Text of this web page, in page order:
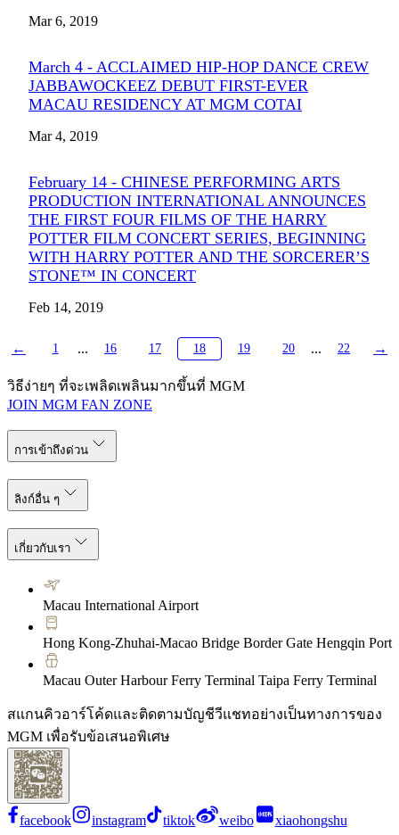
Mar 6, 2019
March 4 - ACCLAIMED HIP-HOP DANCE CREW
JABBAWOCKEEZ DEBUT FIRST-EVER
MACAU RESIDENCY AT MGM COTAI
Mar 4, 2019
February 14 - CHINESE PERFORMING ARTS
PRODUCTION INTERNATIONAL ANNOUNCES
THE FIRST FOUR FILMS OF THE HARRY
POTTER FILM CONCERT SERIES, BEGINNING
WITH HARRY POTTER AND THE SORCERER’S
STONE™ IN CONCERT
Feb 14, 2019
← 1 ... 16 17 18 19 20 ... 22 →
วิธีง่ายๆ ที่จะเพลิดเพลินมากขึ้นที่ MGM
JOIN MGM FAN ZONE
การเข้าถึงด่วน
ลิงก์อื่น ๆ
เกี่ยวกับเรา
Macau International Airport
Hong Kong-Zhuhai-Macao Bridge Border Gate Hengqin Port
Macau Outer Harbour Ferry Terminal Taipa Ferry Terminal
สแกนคิวอาร์โค้ดและติดตามบัญชีวีแชทอย่างเป็นทางการของ
MGM เพื่อรับข้อเสนอพิเศษ
facebook instagram tiktok weibo xiaohongshu